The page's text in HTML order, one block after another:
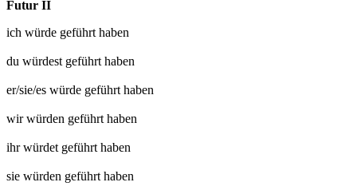
Futur II
ich würde geführthaben
du würdest geführthaben
er/sie/es würde geführthaben
wir würden geführthaben
ihr würdet geführthaben
sie würden geführthaben